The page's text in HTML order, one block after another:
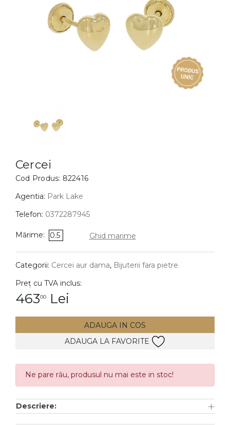
BIJUTERII COPII
Cercei
Bratari
Coliere
Lanturi
Pandantive
DIAMANTE Vezi toate
Cercei
Accesorii
TIP METAL
Aur galben
Cercei
Cod Produs: 822416
Agentia: Park Lake
Telefon: 0372287945
Mărime: 0.5 Ghid marime
Categorii: Cercei aur dama, Bijuterii fara pietre
Preț cu TVA inclus:
46300 Lei
ADAUGA IN COS
ADAUGA LA FAVORITE
Ne pare rău, produsul nu mai este in stoc!
Descriere: